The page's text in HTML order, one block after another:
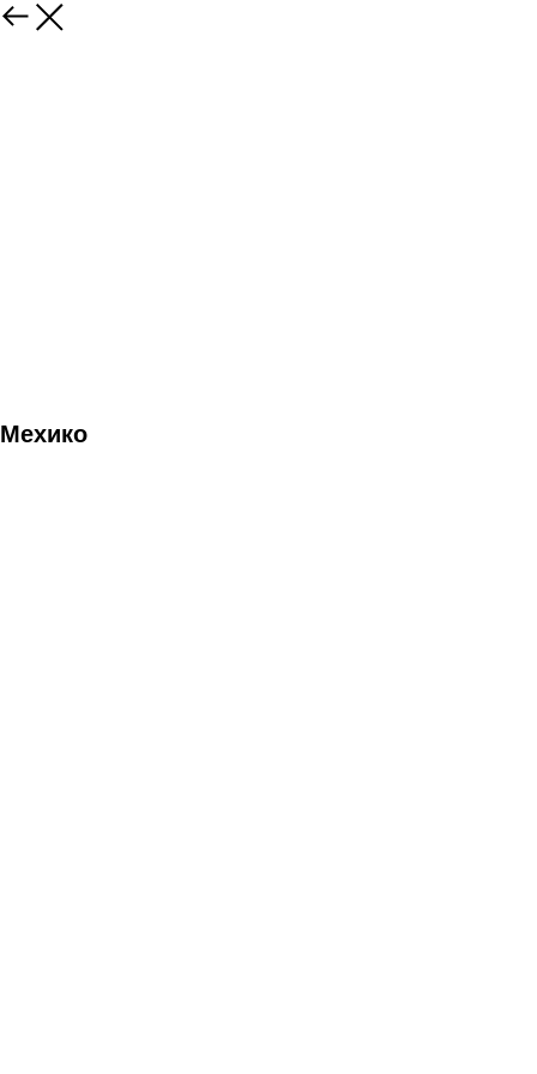
Мехико